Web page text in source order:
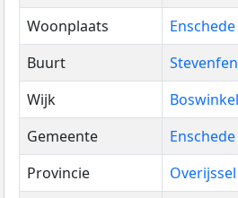
Woonplaats
Enschede
Buurt
Wijk
Gemeente
Enschede
Provincie
Overijssel